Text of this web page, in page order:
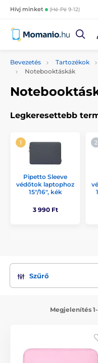
Hívj minket (Hé-Pé 9-12)
Bevezetés Tartozékok
Notebooktáskák
Legkeresettebb
Pipetto Sleeve
védőtok laptophoz
15"/16", kék
3 990 Ft
Szűrő
Megjelenítés